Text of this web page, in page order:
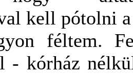
kell pótolni
féltem.
- kórház